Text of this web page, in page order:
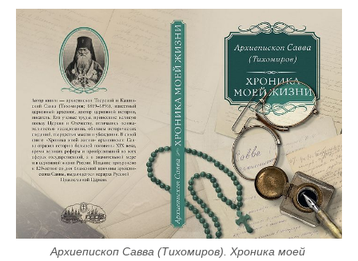
Архиепископ Савва (Тихомиров). Хроника моей